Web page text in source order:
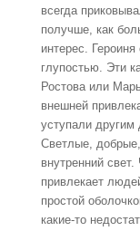
всегда
получше, как
интерес.
глупостью. Эти
Ростова или
внешней
уступали
Светлые,
внутренний
привлекает
простой
какие-то